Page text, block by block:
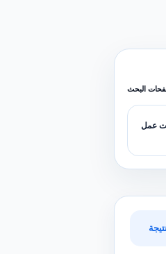
البحث
عمل